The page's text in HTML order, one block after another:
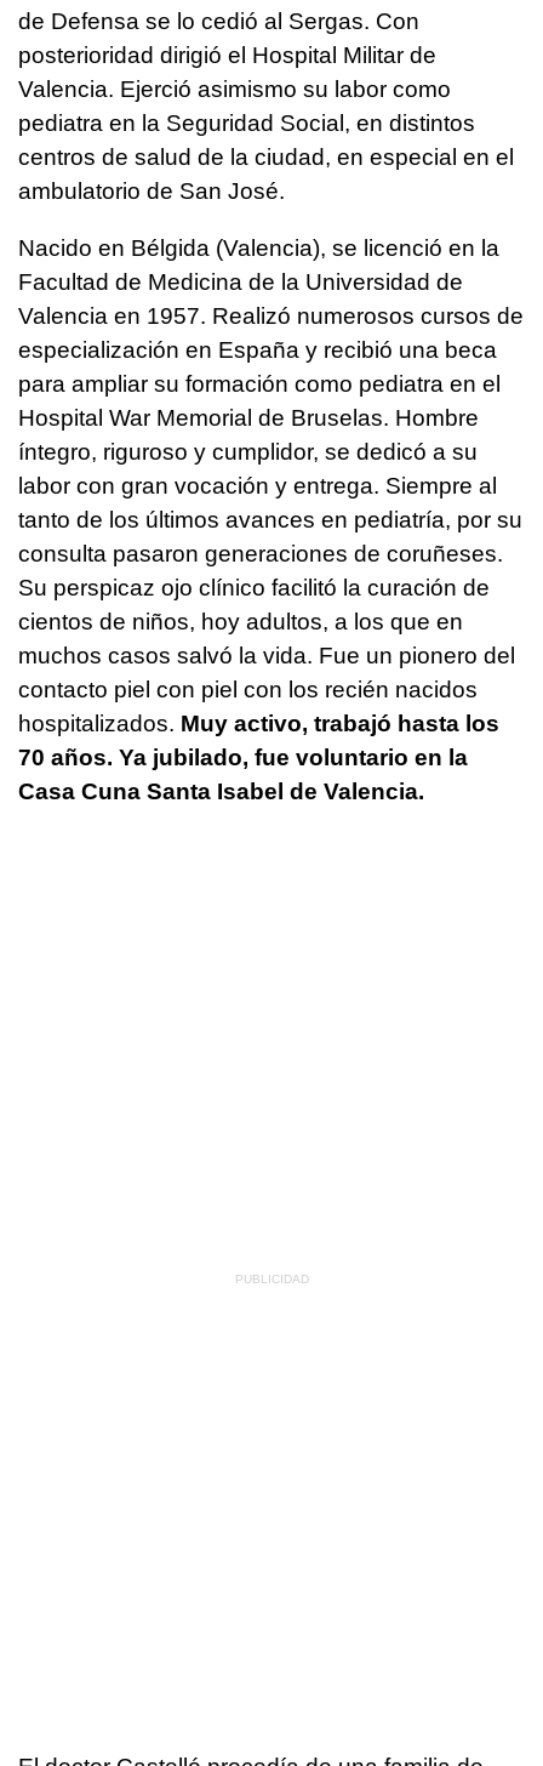
de Defensa se lo cedió al Sergas. Con
posterioridad dirigió el Hospital Militar de
Valencia. Ejerció asimismo su labor como
pediatra en la Seguridad Social, en distintos
centros de salud de la ciudad, en especial en el
ambulatorio de San José.
Nacido en Bélgida (Valencia), se licenció en la
Facultad de Medicina de la Universidad de
Valencia en 1957. Realizó numerosos cursos de
especialización en España y recibió una beca
para ampliar su formación como pediatra en el
Hospital War Memorial de Bruselas. Hombre
íntegro, riguroso y cumplidor, se dedicó a su
labor con gran vocación y entrega. Siempre al
tanto de los últimos avances en pediatría, por su
consulta pasaron generaciones de coruñeses.
Su perspicaz ojo clínico facilitó la curación de
cientos de niños, hoy adultos, a los que en
muchos casos salvó la vida. Fue un pionero del
contacto piel con piel con los recién nacidos
hospitalizados. Muy activo, trabajó hasta los
70 años. Ya jubilado, fue voluntario en la
Casa Cuna Santa Isabel de Valencia.